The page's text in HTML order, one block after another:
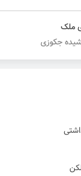
ملک
جکوزی